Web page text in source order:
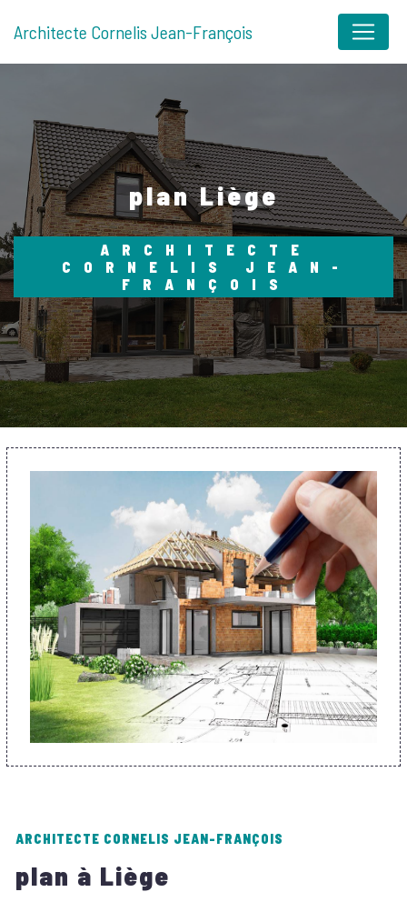
Architecte Cornelis Jean-François
plan Liège
ARCHITECTE
CORNELIS JEAN-
FRANÇOIS
ARCHITECTE CORNELIS JEAN-FRANÇOIS
plan à Liège